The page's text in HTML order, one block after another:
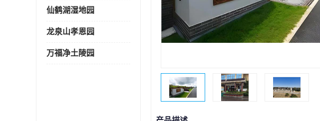
仙鹤湖湿地园
龙泉山孝恩园
万福净土陵园